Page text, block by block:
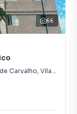
66
Carvalho, Vila Talarico